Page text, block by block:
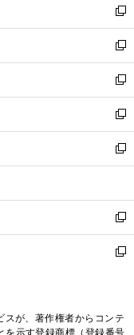
く
で
開
く
ド
ウ
で
開
く
ィ
ン
ド
ウ
で
開
く
い
ウ
ィ
ン
ド
ウ
で
開
く
新
し
い
ウ
ィ
ン
ド
ウ
で
開
新
し
い
ウ
ィ
ン
ド
ウ
開
く
新
し
い
ウ
ィ
ン
ウ
で
開
く
新
し
い
ウ
ン
ド
ウ
で
新
し
ウ
ィ
ン
ド
く
新
し
い
ド
新
ィ
が、著作権者からコンテ
を示す登録商標（登録番号